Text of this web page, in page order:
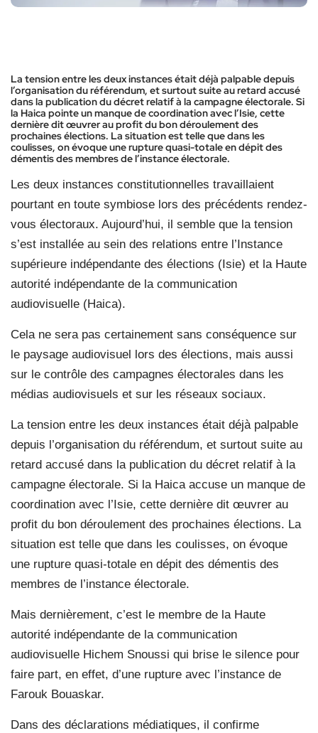
La tension entre les deux instances était déjà palpable depuis
l’organisation du référendum, et surtout suite au retard accusé
dans la publication du décret relatif à la campagne électorale. Si
la Haica pointe un manque de coordination avec l’Isie, cette
dernière dit œuvrer au profit du bon déroulement des
prochaines élections. La situation est telle que dans les
coulisses, on évoque une rupture quasi-totale en dépit des
démentis des membres de l’instance électorale.
Les deux instances constitutionnelles travaillaient
pourtant en toute symbiose lors des précédents rendez-
vous électoraux. Aujourd’hui, il semble que la tension
s’est installée au sein des relations entre l’Instance
supérieure indépendante des élections (Isie) et la Haute
autorité indépendante de la communication
audiovisuelle (Haica).
Cela ne sera pas certainement sans conséquence sur
le paysage audiovisuel lors des élections, mais aussi
sur le contrôle des campagnes électorales dans les
médias audiovisuels et sur les réseaux sociaux.
La tension entre les deux instances était déjà palpable
depuis l’organisation du référendum, et surtout suite au
retard accusé dans la publication du décret relatif à la
campagne électorale. Si la Haica accuse un manque de
coordination avec l’Isie, cette dernière dit œuvrer au
profit du bon déroulement des prochaines élections. La
situation est telle que dans les coulisses, on évoque
une rupture quasi-totale en dépit des démentis des
membres de l’instance électorale.
Mais dernièrement, c’est le membre de la Haute
autorité indépendante de la communication
audiovisuelle Hichem Snoussi qui brise le silence pour
faire part, en effet, d’une rupture avec l’instance de
Farouk Bouaskar.
Dans des déclarations médiatiques, il confirme